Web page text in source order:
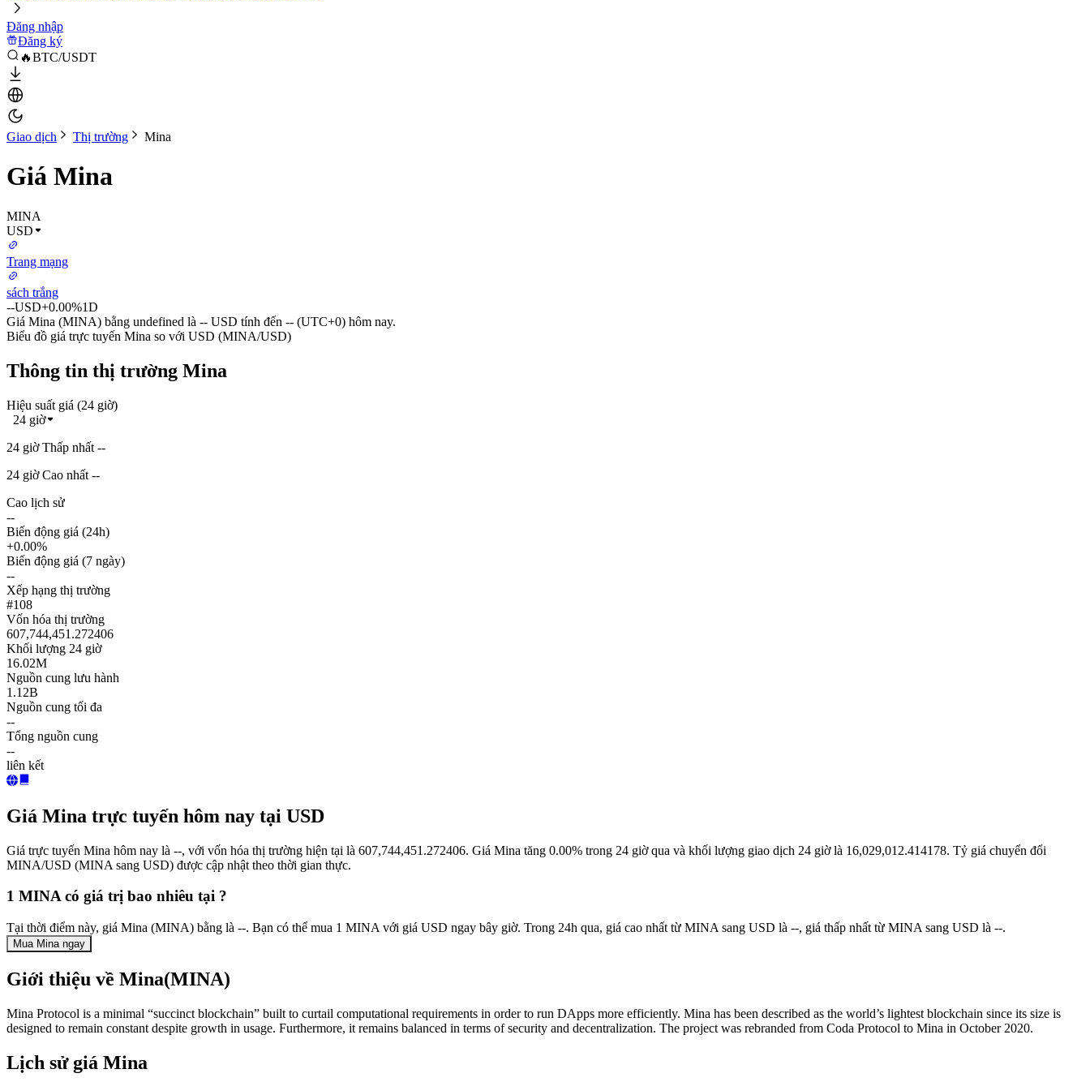
Đăng nhập
Đăng ký
🔥BTC/USDT
Giao dịch Thị trường Mina
Giá Mina
MINA
USD
Trang mạng
sách trắng
--USD+0.00%1D
Giá Mina (MINA) bằng undefined là -- USD tính đến -- (UTC+0) hôm nay.
Biểu đồ giá trực tuyến Mina so với USD (MINA/USD)
Thông tin thị trường Mina
Hiệu suất giá (24 giờ)
24 giờ
24 giờ Thấp nhất --
24 giờ Cao nhất --
Cao lịch sử
--
Biến động giá (24h)
+0.00%
Biến động giá (7 ngày)
--
Xếp hạng thị trường
#108
Vốn hóa thị trường
607,744,451.272406
Khối lượng 24 giờ
16.02M
Nguồn cung lưu hành
1.12B
Nguồn cung tối đa
--
Tổng nguồn cung
--
liên kết
Giá Mina trực tuyến hôm nay tại USD
Giá trực tuyến Mina hôm nay là --, với vốn hóa thị trường hiện tại là 607,744,451.272406. Giá Mina tăng 0.00% trong 24 giờ qua và khối lượng giao dịch 24 giờ là 16,029,012.414178. Tỷ giá chuyển đổi
MINA/USD (MINA sang USD) được cập nhật theo thời gian thực.
1 MINA có giá trị bao nhiêu tại ?
Tại thời điểm này, giá Mina (MINA) bằng là --. Bạn có thể mua 1 MINA với giá USD ngay bây giờ. Trong 24h qua, giá cao nhất từ MINA sang USD là --, giá thấp nhất từ MINA sang USD là --.
Mua Mina ngay
Giới thiệu về Mina(MINA)
Mina Protocol is a minimal “succinct blockchain” built to curtail computational requirements in order to run DApps more efficiently. Mina has been described as the world’s lightest blockchain since its size is
designed to remain constant despite growth in usage. Furthermore, it remains balanced in terms of security and decentralization. The project was rebranded from Coda Protocol to Mina in October 2020.
Lịch sử giá Mina